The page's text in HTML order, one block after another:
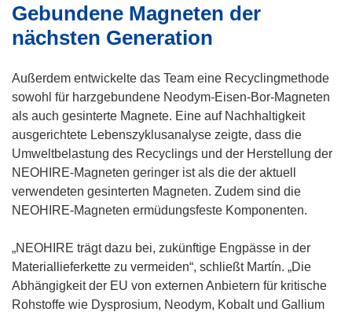
Gebundene Magneten der
nächsten Generation
Außerdem entwickelte das Team eine Recyclingmethode
sowohl für harzgebundene Neodym-Eisen-Bor-Magneten
als auch gesinterte Magnete. Eine auf Nachhaltigkeit
ausgerichtete Lebenszyklusanalyse zeigte, dass die
Umweltbelastung des Recyclings und der Herstellung der
NEOHIRE-Magneten geringer ist als die der aktuell
verwendeten gesinterten Magneten. Zudem sind die
NEOHIRE-Magneten ermüdungsfeste Komponenten.
„NEOHIRE trägt dazu bei, zukünftige Engpässe in der
Materiallieferkette zu vermeiden“, schließt Martín. „Die
Abhängigkeit der EU von externen Anbietern für kritische
Rohstoffe wie Dysprosium, Neodym, Kobalt und Gallium